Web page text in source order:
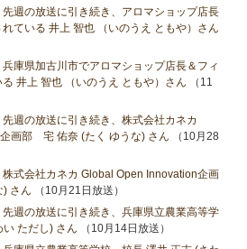
週の放送に引き続き、アロマショップ店長
ている 井上 智也 （いのうえ ともや）さん
庫県加古川市でアロマショップ店長＆フィ
井上 智也 （いのうえ ともや）さん （11
週の放送に引き続き、株式会社カネカ
画部 宅 佑奈 (たく ゆうな) さん （10月28
株式会社カネカ Global Open Innovation企画
さん （10月21日放送）
週の放送に引き続き、兵庫県立農業高等学
ただし) さん （10月14日放送）